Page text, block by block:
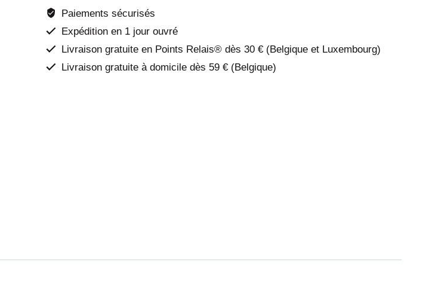
Sea
to
Paiements sécurisés
Expédition en 1 jour ouvré
Livraison gratuite en Points Relais® dès 30 € (Belgique et Luxembourg)
Livraison gratuite à domicile dès 59 € (Belgique)